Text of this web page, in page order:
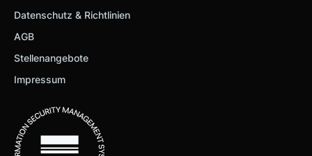
Datenschutz & Richtlinien
AGB
Stellenangebote
Impressum